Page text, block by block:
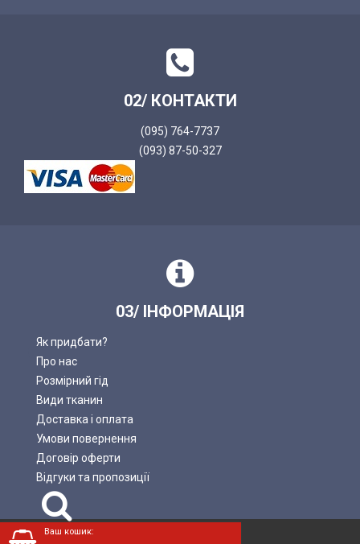
02/ КОНТАКТИ
(095) 764-7737
(093) 87-50-327
03/ ІНФОРМАЦІЯ
Як придбати?
Про нас
Розмірний гід
Види тканин
Доставка і оплата
Умови повернення
Договір оферти
Відгуки та пропозиції
Пошук
Ваш кошик: